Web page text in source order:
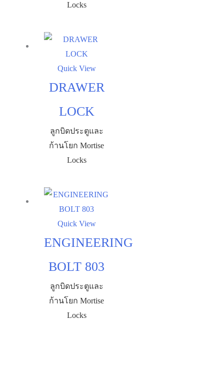
Locks
Quick View
DRAWER
LOCK
ลูกบิดประตูและ
ก้านโยก Mortise
Locks
Quick View
ENGINEERING
BOLT 803
ลูกบิดประตูและ
ก้านโยก Mortise
Locks